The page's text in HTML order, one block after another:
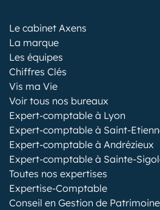
Le cabinet Axens
La marque
Les équipes
Chiffres Clés
Vis ma Vie
Voir tous nos bureaux
Expert-comptable à Lyon
Expert-comptable à Saint-
Expert-comptable à Andrézieux
Expert-comptable à Sainte-
Toutes nos expertises
Expertise-Comptable
Conseil en Gestion de Patrimoine